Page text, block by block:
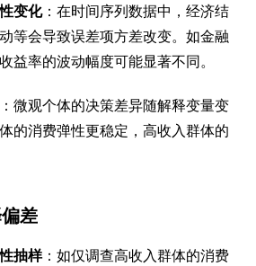
变化：在时间序列数据中，经济结
等会导致误差项方差改变。如金融
益率的波动幅度可能显著不同。
：微观个体的决策差异随解释变量变
的消费弹性更稳定，高收入群体的
差
抽样：如仅调查高收入群体的消费